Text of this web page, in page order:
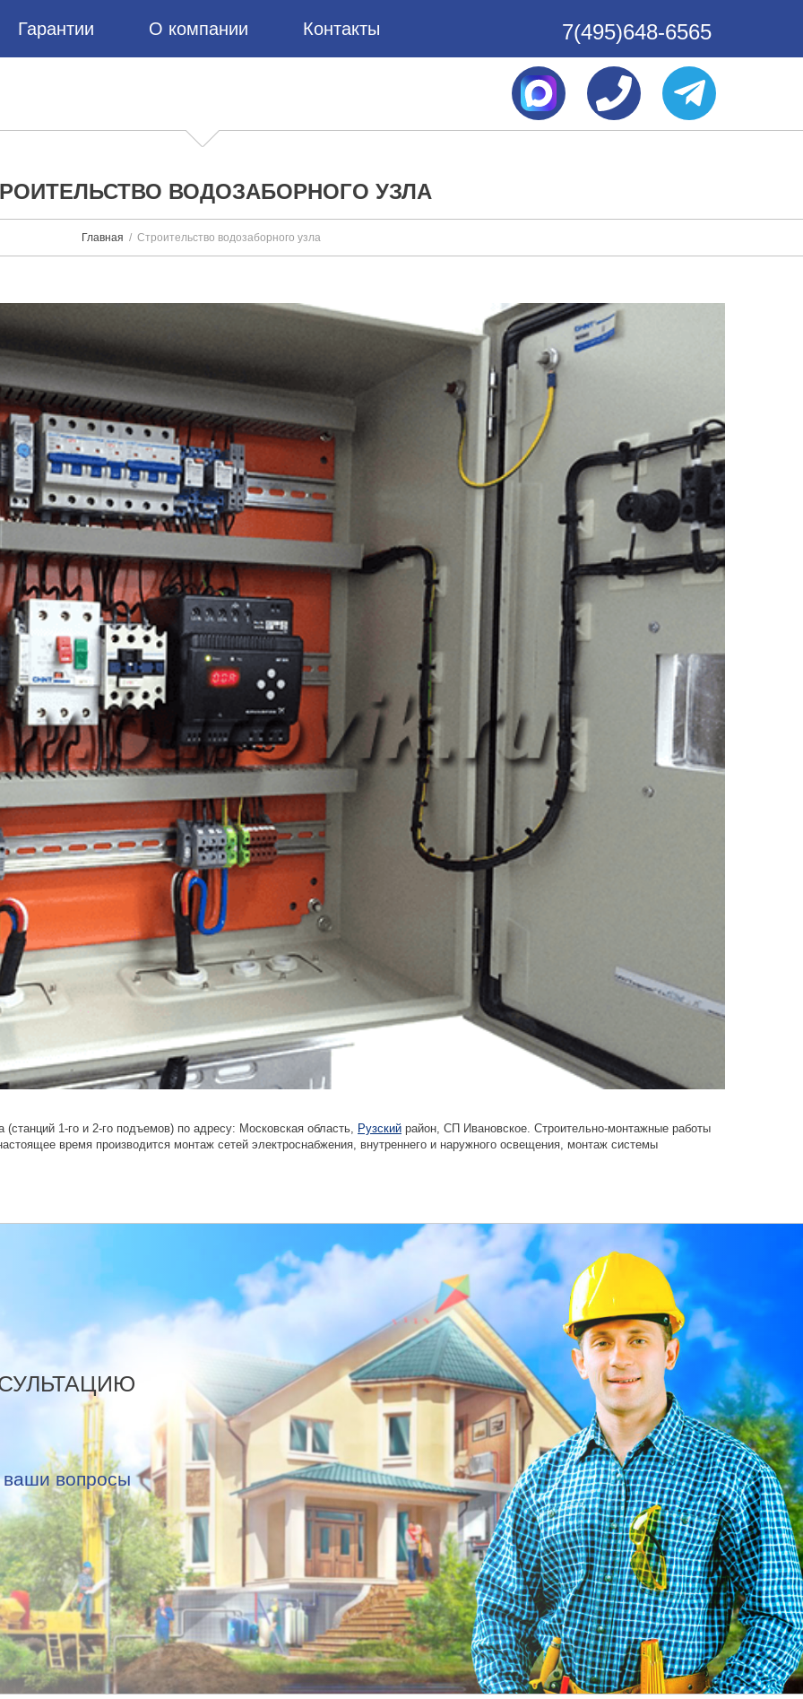
Гарантии О компании Контакты 7(495)648-6565
ВОДОЗАБОРНОГО УЗЛА
Главная Cтроительство водозаборного узла
1-го и 2-го подъемов) по адресу: Московская область, Рузский район, СП Ивановское. Строительно-монтажные работы
время производится монтаж сетей электроснабжения, внутреннего и наружного освещения, монтаж системы
вопросы